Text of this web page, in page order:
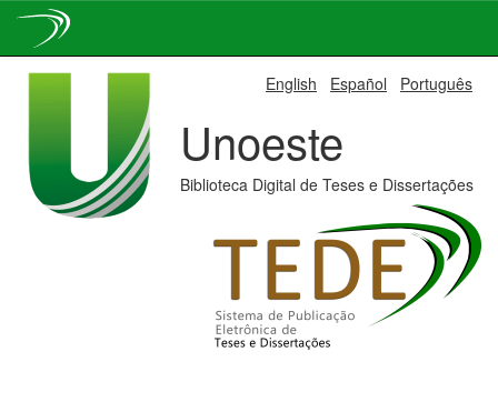
English Español Português
Unoeste
Biblioteca Digital de Teses e Dissertações